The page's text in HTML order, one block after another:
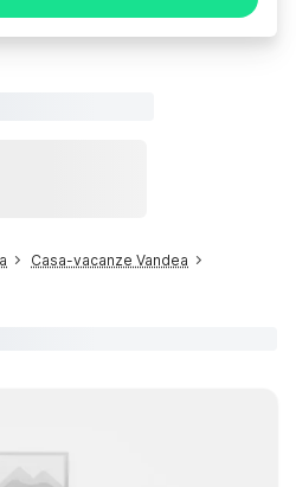
Casa-vacanze Vandea